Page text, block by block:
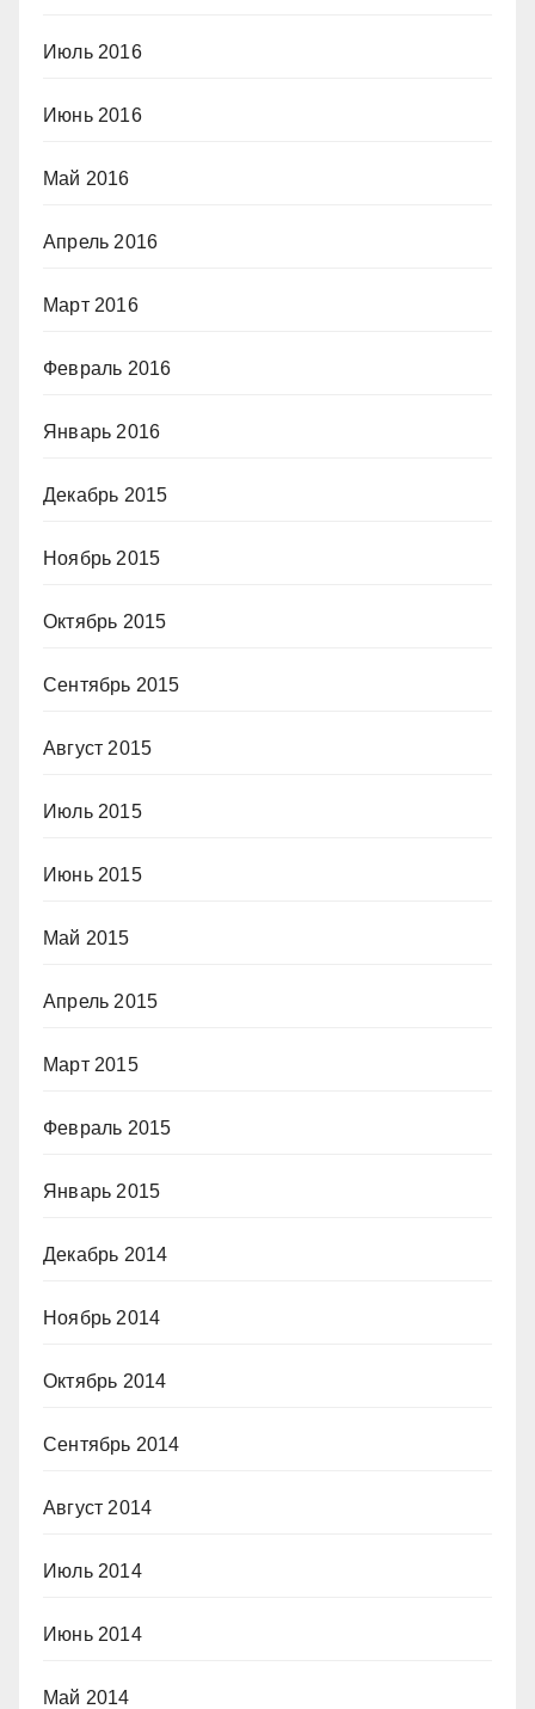
Июль 2016
Июнь 2016
Май 2016
Апрель 2016
Март 2016
Февраль 2016
Январь 2016
Декабрь 2015
Ноябрь 2015
Октябрь 2015
Сентябрь 2015
Август 2015
Июль 2015
Июнь 2015
Май 2015
Апрель 2015
Март 2015
Февраль 2015
Январь 2015
Декабрь 2014
Ноябрь 2014
Октябрь 2014
Сентябрь 2014
Август 2014
Июль 2014
Июнь 2014
Май 2014